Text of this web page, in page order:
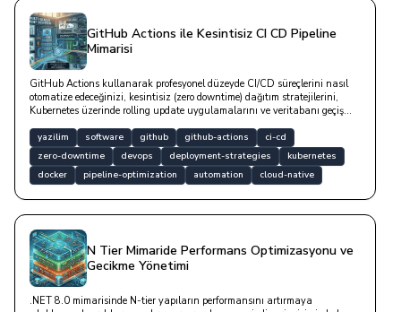
GitHub Actions ile Kesintisiz CI CD Pipeline
Mimarisi
GitHub Actions kullanarak profesyonel düzeyde CI/CD süreçlerini nasıl
otomatize edeceğinizi, kesintisiz (zero downtime) dağıtım stratejilerini,
Kubernetes üzerinde rolling update uygulamalarını ve veritabanı geçiş
almaktadır.
yazilim software github github-actions
ci-cd
zero-downtime
devops deployment-strategies
kubernetes
docker
pipeline-optimization automation cloud-native
N Tier Mimaride Performans Optimizasyonu ve
Gecikme Yönetimi
.NET 8.0 mimarisinde N-tier yapıların performansını artırmaya